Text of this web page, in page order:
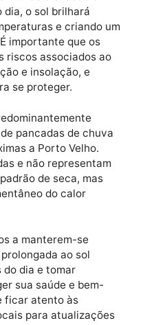
da estação
elevadas e
o dia, o sol brilhará
É importante que os
riscos associados ao
e insolação, e
se proteger.
predominantemente
a Porto Velho.
e não representam
padrão de seca, mas
do calor